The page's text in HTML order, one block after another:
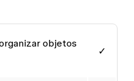
objetos
✓